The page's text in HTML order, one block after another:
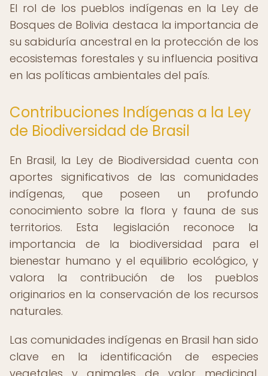
El rol de los pueblos indígenas en la Ley de
Bosques de Bolivia destaca la importancia de
su sabiduría ancestral en la protección de los
ecosistemas forestales y su influencia positiva
en las políticas ambientales del país.
Contribuciones Indígenas a la Ley
de Biodiversidad de Brasil
En Brasil, la Ley de Biodiversidad cuenta con
aportes significativos de las comunidades
indígenas, que poseen un profundo
conocimiento sobre la flora y fauna de sus
territorios. Esta legislación reconoce la
importancia de la biodiversidad para el
bienestar humano y el equilibrio ecológico, y
valora la contribución de los pueblos
originarios en la conservación de los recursos
naturales.
Las comunidades indígenas en Brasil han sido
clave en la identificación de especies